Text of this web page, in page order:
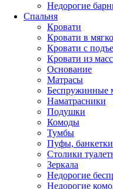
Недорогие
Спальня
Кровати
Кровати в
Кровати с
Кровати из
Основание
Матрасы
Беспружинные
Наматрасники
Подушки
Комоды
Тумбы
Пуфы, банкетки
Столики
Зеркала
Недорогие
Недорогие